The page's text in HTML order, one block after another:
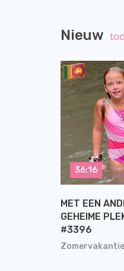
Nieuw
Zomervakantie
MET EEN
GEHEIME
#3396
36:16